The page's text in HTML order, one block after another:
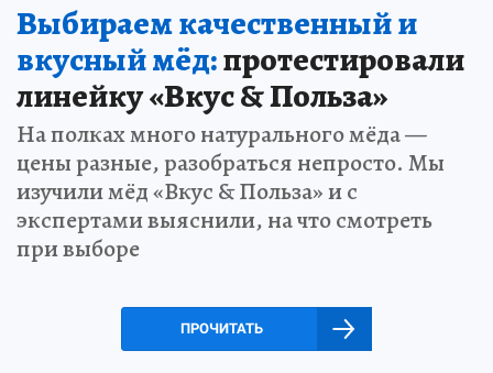
Выбираем качественный и
вкусный мёд:протестировали
линейку «Вкус & Польза»
На полках много натурального мёда —
цены разные, разобраться непросто. Мы
изучили мёд «Вкус & Польза» и с
экспертами выяснили, на что смотреть
при выборе
ПРОЧИТАТЬ